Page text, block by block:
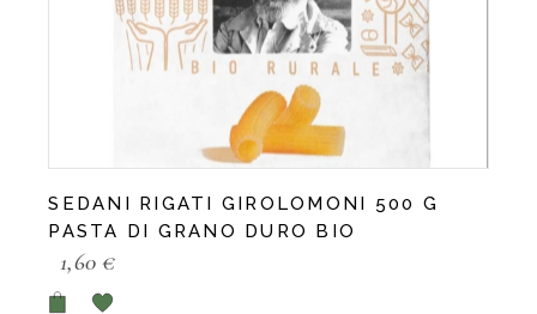
SEDANI RIGATI GIROLOMONI 500 G
PASTA DI GRANO DURO BIO
1,60 €